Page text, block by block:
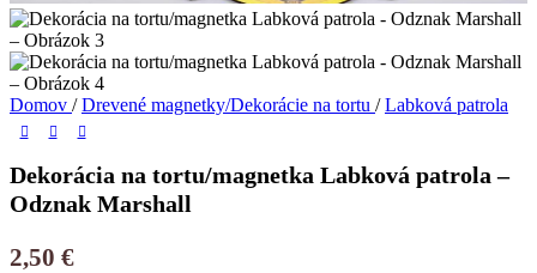
Domov / Drevené magnetky/Dekorácie na tortu / Labková patrola
Dekorácia na tortu/magnetka Labková patrola –
Odznak Marshall
2,50 €